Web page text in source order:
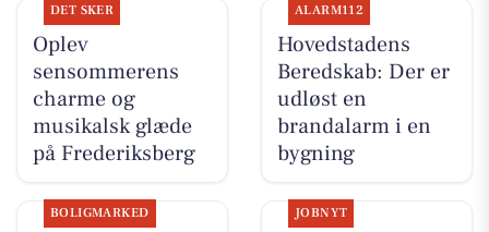
DET SKER
Oplev
sensommerens
charme og
musikalsk glæde
på Frederiksberg
ALARM112
Hovedstadens
Beredskab: Der er
udløst en
brandalarm i en
bygning
BOLIGMARKED JOBNYT